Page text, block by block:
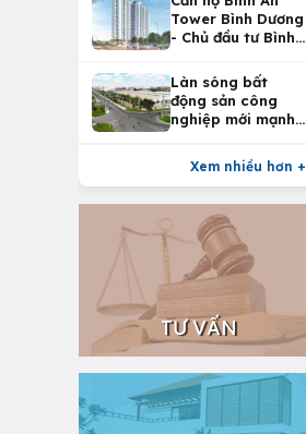
Tower Bình Dương
- Chủ đầu tư Bình
Làn sóng bất
động sản công
nghiệp mới mạnh
Xem nhiều hơn +
TƯ VẤN